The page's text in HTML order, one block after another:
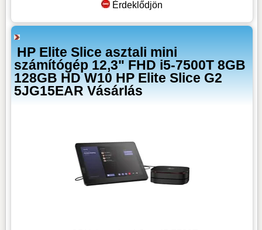
Érdeklődjön
HP Elite Slice asztali mini
számítógép 12,3" FHD i5-7500T 8GB
128GB HD W10 HP Elite Slice G2
5JG15EAR Vásárlás